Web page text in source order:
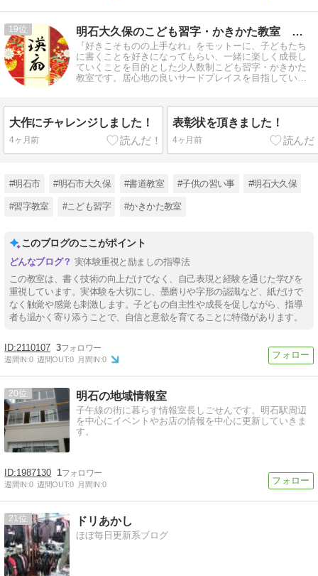
19 明石大久保のこども習字・かきかた教室 瑛扇書道会
『好きこそものの上手なれ』をモットーに、子どもたち
に書くことを好きになってもらい、一緒に楽しく成長し
ていくことを目的とした少人数制こども習字・かきかた
教室です。居心地の良いサードプレイスを目指していま
大作にチャレンジしました！
4ヶ月前
表彰状を頂きました！
4ヶ月前
#明石市 #明石市大久保 #書道教室 #子供の習い事 #明石大久保
#習字教室 #こども習字 #かきかた教室
このブログのここがポイント
実体験重視と励ましの指導法
この教室は、書く技術の向上だけでなく、自己表現と経験を通じた学びを
重視しています。実体験を大切にし、墨磨りや字形の認識など、紙だけで
なく触覚や感覚も刺激します。子どもの自主性や成長を促しながら、指導
者も温かく寄り添うことで、自信と意欲を育てることに特徴があります。
2110107 3
週間IN:0 週間OUT:0 月間IN:0
20 明石の地域情報室
子午線の街に暮らす情報室長しごせんです。明石駅周辺
を中心にイベントやお店の情報を中心に更新していきま
す。
1987130 1
週間IN:0 週間OUT:0 月間IN:0
21 ドリあかし
ほぼ毎日更新系ブログ